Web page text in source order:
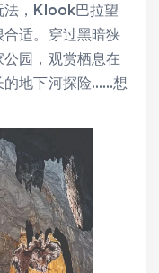
法，Klook巴拉望
适。穿过黑暗狭
园，观赏栖息在
的地下河探险……想